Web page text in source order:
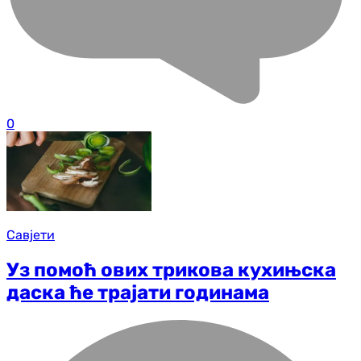
0
Савјети
Уз помоћ ових трикова кухињска
даска ће трајати годинама